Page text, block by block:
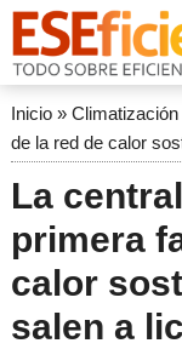
Inicio» Climatización
de la red de calor
La
primera
calor
salen a